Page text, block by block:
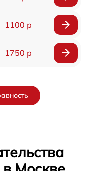
1100 р
1750 р